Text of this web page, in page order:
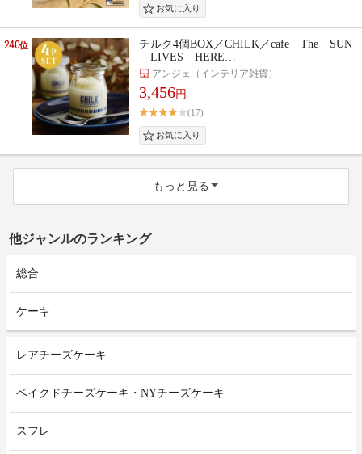
240位
チルク4個BOX／CHILK／cafe The SUN
LIVES HERE…
アンジェ（インテリア雑貨）
3,456円
(17)
もっと見る
他ジャンルのランキング
総合
ケーキ
レアチーズケーキ
ベイクドチーズケーキ・NYチーズケーキ
スフレ